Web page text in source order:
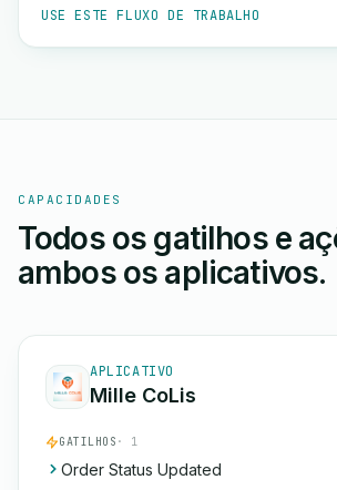
USE ESTE FLUXO DE TRABALHO
CAPACIDADES
Todos os gatilhos e
ambos os aplicativos.
APLICATIVO
Mille CoLis
GATILHOS · 1
Order Status Updated